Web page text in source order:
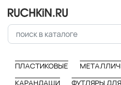
ПЛАСТИКОВЫЕ
КАРАНДАШИ
ФУТЛЯРЫ